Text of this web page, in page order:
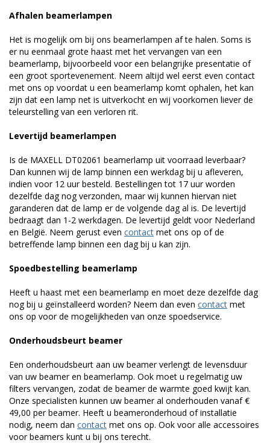
Afhalen beamerlampen
Het is mogelijk om bij ons beamerlampen af te halen. Soms is
er nu eenmaal grote haast met het vervangen van een
beamerlamp, bijvoorbeeld voor een belangrijke presentatie of
een groot sportevenement. Neem altijd wel eerst even contact
met ons op voordat u een beamerlamp komt ophalen, het kan
zijn dat een lamp net is uitverkocht en wij voorkomen liever de
teleurstelling van een verloren rit.
Levertijd beamerlampen
Is de MAXELL DT02061 beamerlamp uit voorraad leverbaar?
Dan kunnen wij de lamp binnen een werkdag bij u afleveren,
indien voor 12 uur besteld. Bestellingen tot 17 uur worden
dezelfde dag nog verzonden, maar wij kunnen hiervan niet
garanderen dat de lamp er de volgende dag al is. De levertijd
bedraagt dan 1-2 werkdagen. De levertijd geldt voor Nederland
en België. Neem gerust even contact met ons op of de
betreffende lamp binnen een dag bij u kan zijn.
Spoedbestelling beamerlamp
Heeft u haast met een beamerlamp en moet deze dezelfde dag
nog bij u geïnstalleerd worden? Neem dan even contact met
ons op voor de mogelijkheden van onze spoedservice.
Onderhoudsbeurt beamer
Een onderhoudsbeurt aan uw beamer verlengt de levensduur
van uw beamer en beamerlamp. Ook moet u regelmatig uw
filters vervangen, zodat de beamer de warmte goed kwijt kan.
Onze specialisten kunnen uw beamer al onderhouden vanaf €
49,00 per beamer. Heeft u beameronderhoud of installatie
nodig, neem dan contact met ons op. Ook voor alle accessoires
voor beamers kunt u bij ons terecht.